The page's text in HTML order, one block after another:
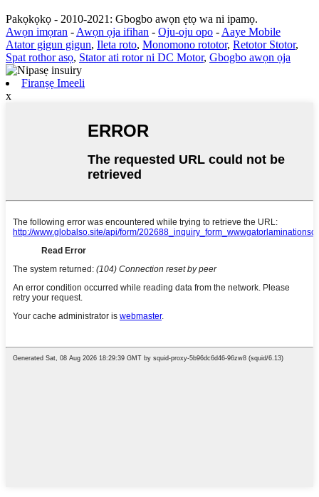
Pakọkọkọ - 2010-2021: Gbogbo awọn ẹtọ wa ni ipamọ.
Awọn imọran - Awọn ọja ifihan - Oju-oju opo - Aaye Mobile
Atator gigun gigun, Ileta roto, Monomono rototor, Retotor Stotor,
Spat rothor asọ, Stator ati rotor ni DC Motor, Gbogbo awọn ọja
Firanṣẹ Imeeli
x